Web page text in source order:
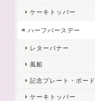
ケーキトッパー
ハーフバースデー
レターバナー
風船
記念プレート・ボード
ケーキトッパー